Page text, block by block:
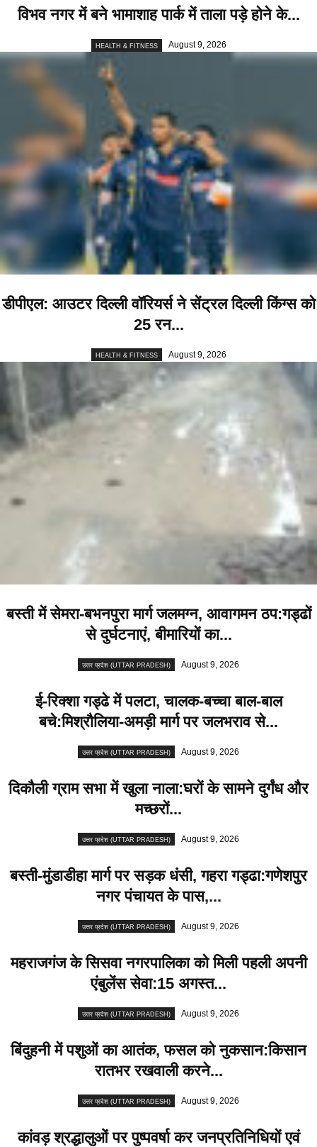
विभव नगर में बने भामाशाह पार्क में ताला पड़े होने के...
HEALTH & FITNESS August 9, 2026
डीपीएल: आउटर दिल्ली वॉरियर्स ने सेंट्रल दिल्ली किंग्स को
25 रन...
HEALTH & FITNESS August 9, 2026
बस्ती में सेमरा-बभनपुरा मार्ग जलमग्न, आवागमन ठप:गड्ढों
से दुर्घटनाएं, बीमारियों का...
उत्तर प्रदेश (UTTAR PRADESH) August 9, 2026
ई-रिक्शा गड्ढे में पलटा, चालक-बच्चा बाल-बाल
बचे:मिश्रौलिया-अमड़ी मार्ग पर जलभराव से...
उत्तर प्रदेश (UTTAR PRADESH) August 9, 2026
दिकौली ग्राम सभा में खुला नाला:घरों के सामने दुर्गंध और
मच्छरों...
उत्तर प्रदेश (UTTAR PRADESH) August 9, 2026
बस्ती-मुंडाडीहा मार्ग पर सड़क धंसी, गहरा गड्ढा:गणेशपुर
नगर पंचायत के पास,...
उत्तर प्रदेश (UTTAR PRADESH) August 9, 2026
महराजगंज के सिसवा नगरपालिका को मिली पहली अपनी
एंबुलेंस सेवा:15 अगस्त...
उत्तर प्रदेश (UTTAR PRADESH) August 9, 2026
बिंदुहनी में पशुओं का आतंक, फसल को नुकसान:किसान
रातभर रखवाली करने...
उत्तर प्रदेश (UTTAR PRADESH) August 9, 2026
कांवड़ श्रद्धालुओं पर पुष्पवर्षा कर जनप्रतिनिधियों एवं